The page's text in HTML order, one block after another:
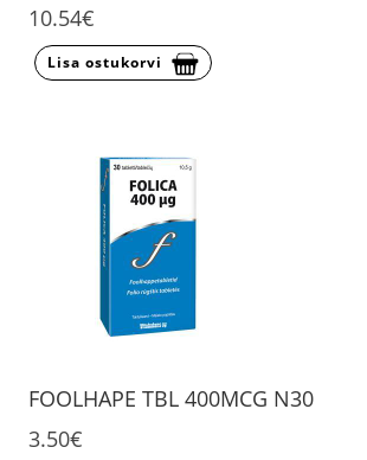
10.54€
Lisa ostukorvi
FOOLHAPE TBL 400MCG N30
3.50€